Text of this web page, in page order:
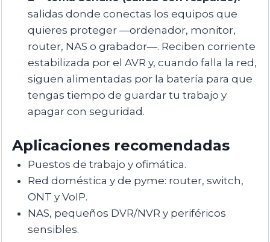
salidas donde conectas los equipos que
quieres proteger —ordenador, monitor,
router, NAS o grabador—. Reciben corriente
estabilizada por el AVR y, cuando falla la red,
siguen alimentadas por la batería para que
tengas tiempo de guardar tu trabajo y
apagar con seguridad.
Aplicaciones recomendadas
Puestos de trabajo y ofimática.
Red doméstica y de pyme: router, switch,
ONT y VoIP.
NAS, pequeños DVR/NVR y periféricos
sensibles.